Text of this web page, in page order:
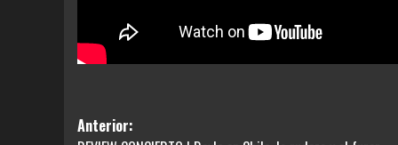
Navegación
Anterior: